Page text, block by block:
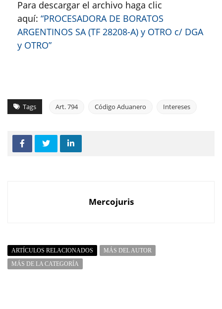
Para descargar el archivo haga clic
aquí: “PROCESADORA DE BORATOS
ARGENTINOS SA (TF 28208-A) y OTRO c/ DGA
y OTRO”
Tags Art. 794 Código Aduanero Intereses
Mercojuris
ARTÍCULOS RELACIONADOS
MÁS DEL AUTOR
MÁS DE LA CATEGORÍA